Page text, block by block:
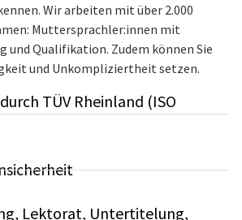
Wir arbeiten mit über 2.000
Muttersprachler:innen mit
und Qualifikation. Zudem können Sie
und Unkompliziertheit setzen.
TÜV Rheinland (ISO
Lektorat, Untertitelung,